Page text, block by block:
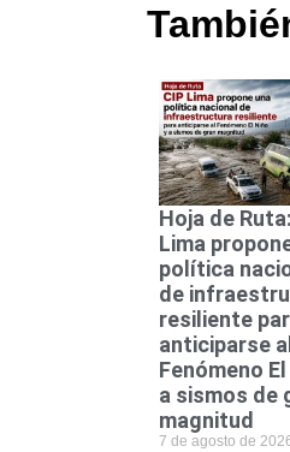
Hoja de
Lima
política
de
resiliente
anticiparse al
Fenómeno
a sismos de
magnitud
7 de agosto de